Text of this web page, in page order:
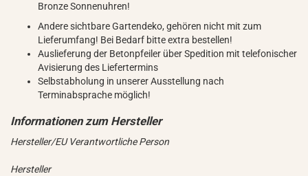
Bronze Sonnenuhren!
Andere sichtbare Gartendeko, gehören nicht mit zum
Lieferumfang! Bei Bedarf bitte extra bestellen!
Auslieferung der Betonpfeiler über Spedition mit telefonischer
Avisierung des Liefertermins
Selbstabholung in unserer Ausstellung nach
Terminabsprache möglich!
Hersteller/EU Verantwortliche Person
Hersteller